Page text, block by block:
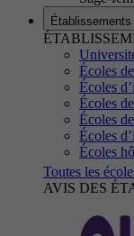
Établissements
Écoles
Écoles
Écoles
Écoles
Écoles
Écoles
Toutes les
AVIS DES